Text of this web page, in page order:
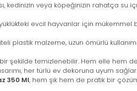
kedinizin veya köpeğinizin rahatça
evcil hayvanlar için mükemmel
plastik malzeme, uzun ömürlü
şekilde temizlenebilir. Hem elle hem
her türlü ev dekoruna uyum
350 Ml, hem şık hem de pratik bir